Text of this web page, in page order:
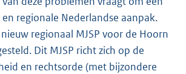
regionale Nederlandse aanpak.
regionaal MJSP voor de Hoorn
Dit MJSP richt zich op de
en rechtsorde (met bijzondere